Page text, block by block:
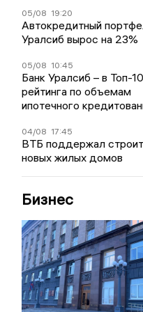
05/08 19:20
Автокредитный
Уралсиб вырос на 23%
05/08 10:45
Банк Уралсиб – в Топ-10
рейтинга по объемам
ипотечного
04/08 17:45
ВТБ поддержал
новых жилых домов
Бизнес